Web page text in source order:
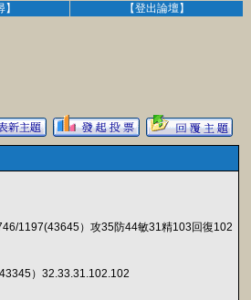
【登出論壇】
1197(43645）攻35防44敏31精103回復102
）32.33.31.102.102